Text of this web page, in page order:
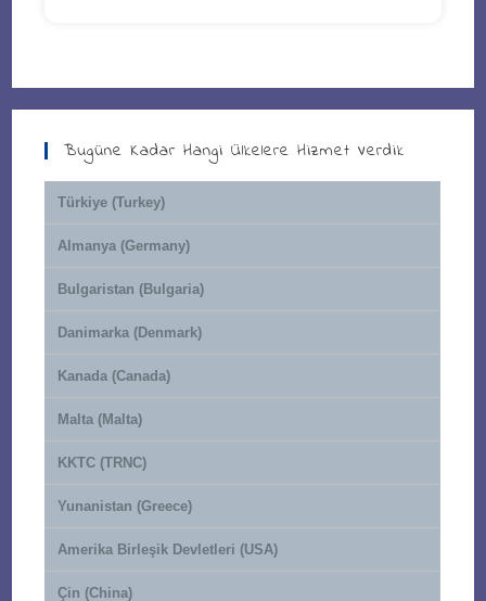
Bugüne Kadar Hangi Ülkelere Hizmet Verdik
Türkiye (Turkey)
Almanya (Germany)
Bulgaristan (Bulgaria)
Danimarka (Denmark)
Kanada (Canada)
Malta (Malta)
KKTC (TRNC)
Yunanistan (Greece)
Amerika Birleşik Devletleri (USA)
Çin (China)